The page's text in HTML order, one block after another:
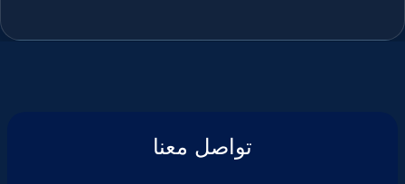
تواصل معنا